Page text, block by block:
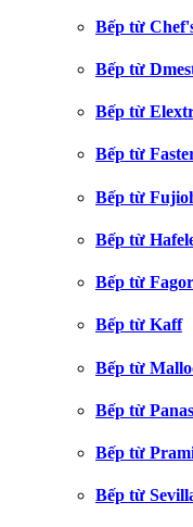
Bếp từ
Bếp từ
Bếp từ
Bếp từ
Bếp từ
Bếp từ
Bếp từ Fagor
Bếp từ Kaff
Bếp từ
Bếp từ
Bếp từ
Bếp từ